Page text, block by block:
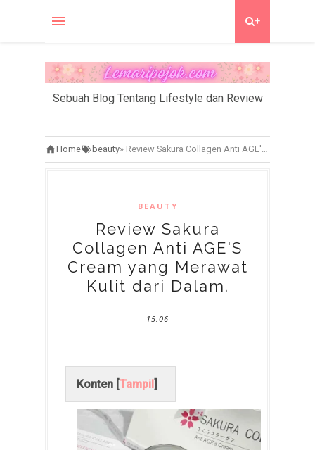
+
Sebuah Blog Tentang Lifestyle dan Review
Home beauty» Review Sakura Collagen Anti AGE'S Cream yang Merawat Kulit dari Dalam.
BEAUTY
Review Sakura
Collagen Anti AGE'S
Cream yang Merawat
Kulit dari Dalam.
15:06
Konten [Tampil]